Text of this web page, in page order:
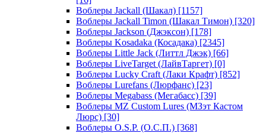
Воблеры Jackall (Шакал) [1157]
Воблеры Jackall Timon (Шакал Тимон) [320]
Воблеры Jackson (Джэксон) [178]
Воблеры Kosadaka (Косадака) [2345]
Воблеры Little Jack (Литтл Джэк) [66]
Воблеры LiveTarget (ЛайвТаргет) [0]
Воблеры Lucky Craft (Лаки Крафт) [852]
Воблеры Lurefans (Люрфанс) [23]
Воблеры Megabass (Мегабасс) [39]
Воблеры MZ Custom Lures (МЗэт Кастом
Люрс) [30]
Воблеры O.S.P. (О.С.П.) [368]